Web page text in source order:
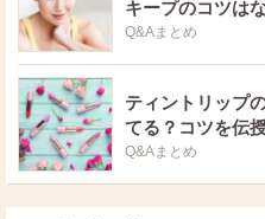
キープのコツは
Q&Aまとめ
ティントリップ
てる？コツを伝授
Q&Aまとめ